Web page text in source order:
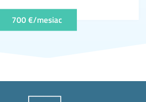
700 €/mesiac